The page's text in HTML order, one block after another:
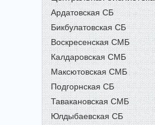
Ардатовская СБ
Бикбулатовская СБ
Воскресенская СМБ
Калдаровская СМБ
Максютовская СМБ
Подгорнская СБ
Тавакановская СМБ
Юлдыбаевская СБ